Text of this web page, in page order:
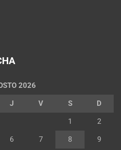
2026
J V S D
1 2
6 7 8 9